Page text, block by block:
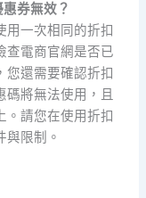
券無效？
用一次相同的折扣
查電商官網是否已
您還需要確認折扣
將無法使用，且
。請您在使用折扣
限制。